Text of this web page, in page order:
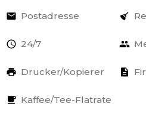
Postadresse
24/7
Drucker/Kopierer
Kaffee/Tee-Flatrate